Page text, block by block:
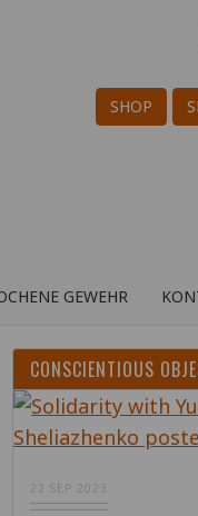
SHOP
GEWEHR
CONSCIENTIOUS
22 SEP 2023